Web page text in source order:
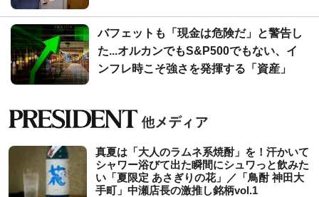
バフェットも「現金は危険だ」と警告し
た...オルカンでもS&P500でもない、イ
ンフレ時こそ強さを発揮する「資産」
真夏は「大人のラムネ系焼酎」を！汗かいて
シャワー浴びて出た瞬間にシュワっと飲みた
い「夏限定 あさぎりの花」／「鳥酎 神田大
手町」中瀬店長の激推し銘柄vol.1